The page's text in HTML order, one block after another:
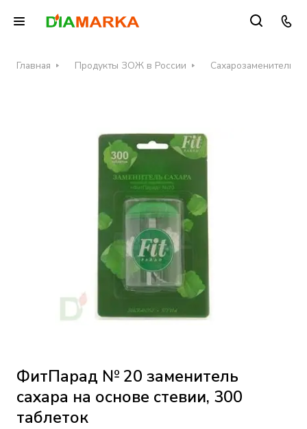
Главная Продукты ЗОЖ в России Сахарозаменители в
ФитПарад № 20 заменитель
сахара на основе стевии, 300
таблеток